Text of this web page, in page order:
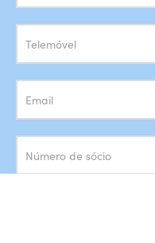
Newsletter